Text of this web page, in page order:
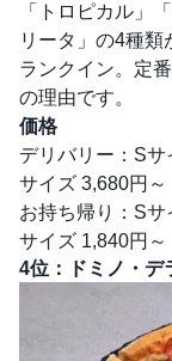
「トロピカル」
リータ」の4種類
ランクイン。定
の理由です。
価格
デリバリー：S
サイズ 3,680円～
お持ち帰り：S
サイズ 1,840円～
4位：ドミノ・デ